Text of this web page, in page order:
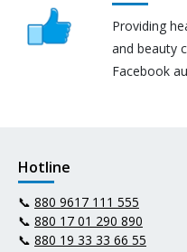
Providing
and beauty
Facebook
Hotline
📞 880 9617 111 555
📞 880 17 01 290 890
📞 880 19 33 33 66 55